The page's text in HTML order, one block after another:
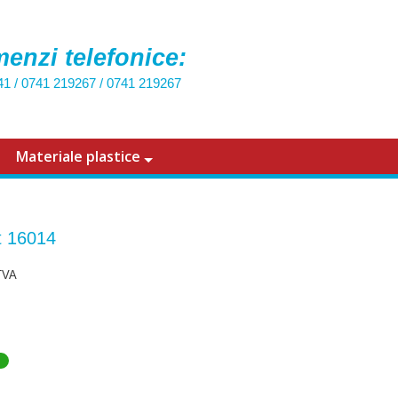
telefonice:
/ 0741 219267/ 0741 219267
Materiale plastice
16014